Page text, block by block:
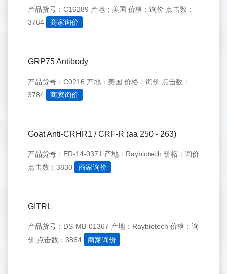
产品货号：C16289 产地：美国 价格：询价 点击数：
3764
商家询价
GRP75 Antibody
产品货号：C0216 产地：美国 价格：询价 点击数：
3784
商家询价
Goat Anti-CRHR1 / CRF-R (aa 250 - 263)
产品货号：ER-14-0371 产地：Raybiotech 价格：询价
点击数：3830
商家询价
GITRL
产品货号：DS-MB-01367 产地：Raybiotech 价格：询
价 点击数：3864 商家询价